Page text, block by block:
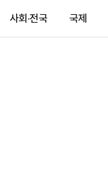
사회·전국 국제